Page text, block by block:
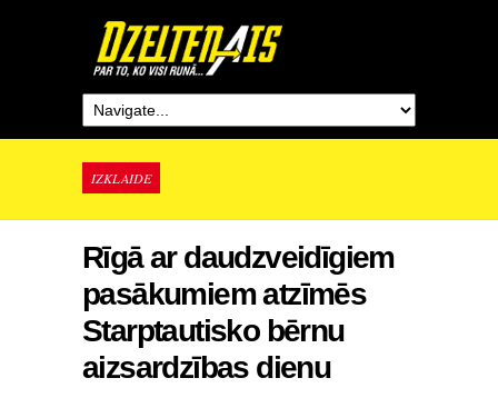
IZKLAIDE
Rīgā ar daudzveidīgiem
pasākumiem atzīmēs
Starptautisko bērnu
aizsardzības dienu